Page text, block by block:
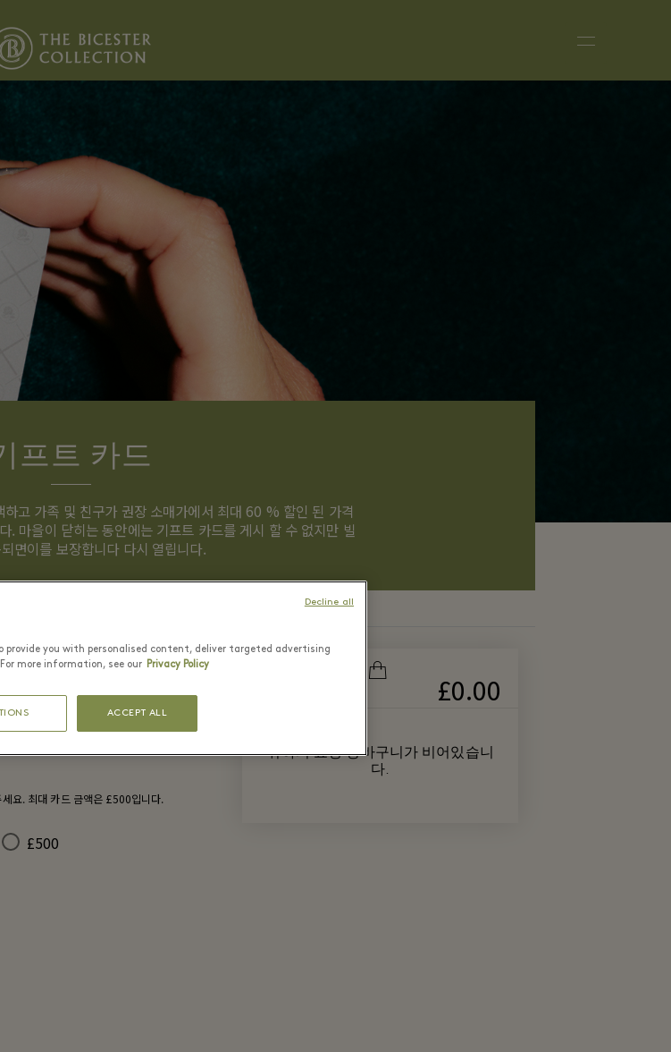
프트 카드
고 가족 및 친구가 권장 소매가에서 최대 60 % 할인 된 가격
. 마을이 닫히는 동안에는 기프트 카드를 게시 할 수 없지만 빌
면이를 보장합니다 다시 열립니다.
요. 최대 카드 금액은 £500입니다.
£500
£0.00
귀하의 쇼핑 장바구니가 비어있습니
다.
provide you with personalised content, deliver targeted advertising
more information, see our Privacy Policy
ACCEPT ALL
Decline all